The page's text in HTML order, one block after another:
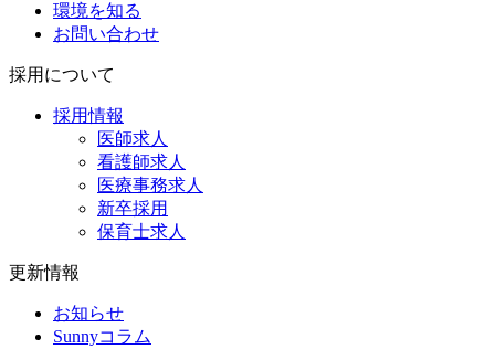
環境を知る
お問い合わせ
採用について
採用情報
医師求人
看護師求人
医療事務求人
新卒採用
保育士求人
更新情報
お知らせ
Sunnyコラム